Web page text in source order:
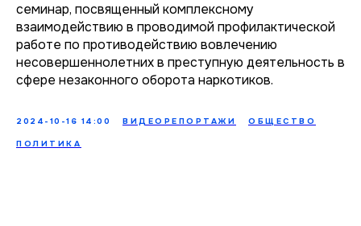
семинар, посвященный комплексному
взаимодействию в проводимой профилактической
работе по противодействию вовлечению
несовершеннолетних в преступную деятельность в
сфере незаконного оборота наркотиков.
2024-10-16 14:00 ВИДЕОРЕПОРТАЖИ ОБЩЕСТВО
ПОЛИТИКА